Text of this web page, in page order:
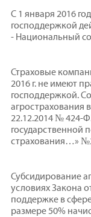
С 1 января 2016
господдержкой
- Национальный
Страховые
2016 г. не имеют
господдержкой.
агрострахования
22.12.2014 № 424-
государственной
страхования…»
Субсидирование
условиях Закона
поддержке в
размере 50%